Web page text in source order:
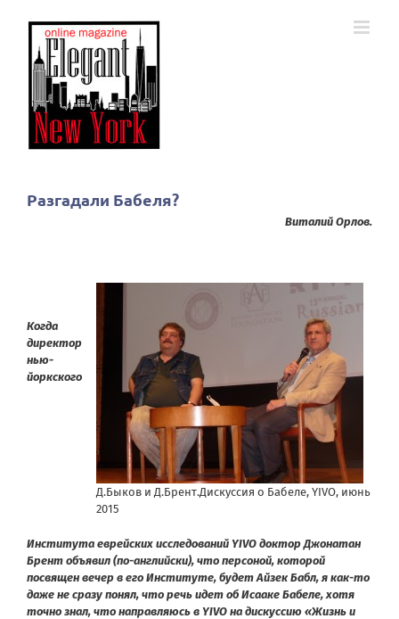
Разгадали Бабеля?
Виталий Орлов.
Д.Быков и Д.Брент.Дискуссия о Бабеле, YIVO, июнь
2015
Когда
директор
нью-
йоркского
Института еврейских исследований YIVO доктор Джонатан
Брент объявил (по-английски), что персоной, которой
посвящен вечер в его Институте, будет Айзек Бабл, я как-то
даже не сразу понял, что речь идет об Исааке Бабеле, хотя
точно знал, что направляюсь в YIVO на дискуссию «Жизнь и